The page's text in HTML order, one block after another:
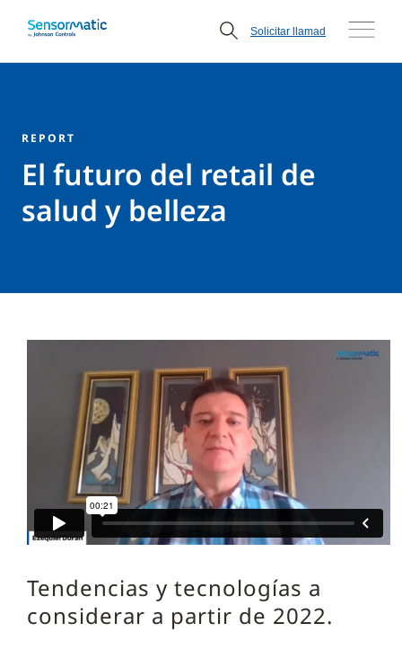
Solicitar llamada
Solicitar llamad
REPORT
El futuro del retail de
salud y belleza
Tendencias y tecnologías a
considerar a partir de 2022.